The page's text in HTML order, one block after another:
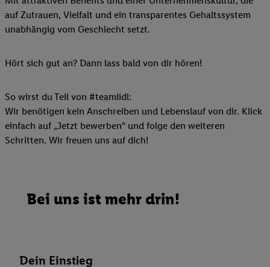
auf Zutrauen, Vielfalt und ein transparentes Gehaltssystem
unabhängig vom Geschlecht setzt.
Hört sich gut an? Dann lass bald von dir hören!
So wirst du Teil von #teamlidl:
Wir benötigen kein Anschreiben und Lebenslauf von dir. Klick
einfach auf „Jetzt bewerben“ und folge den weiteren
Schritten. Wir freuen uns auf dich!
Bei uns ist mehr drin!
Dein Einstieg